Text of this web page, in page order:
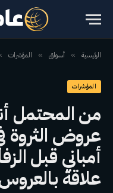
الرئيسية » أسواق » المؤشرات
المؤشرات
من المحتمل
عروض الثروة
أمباني قبل
علاقة